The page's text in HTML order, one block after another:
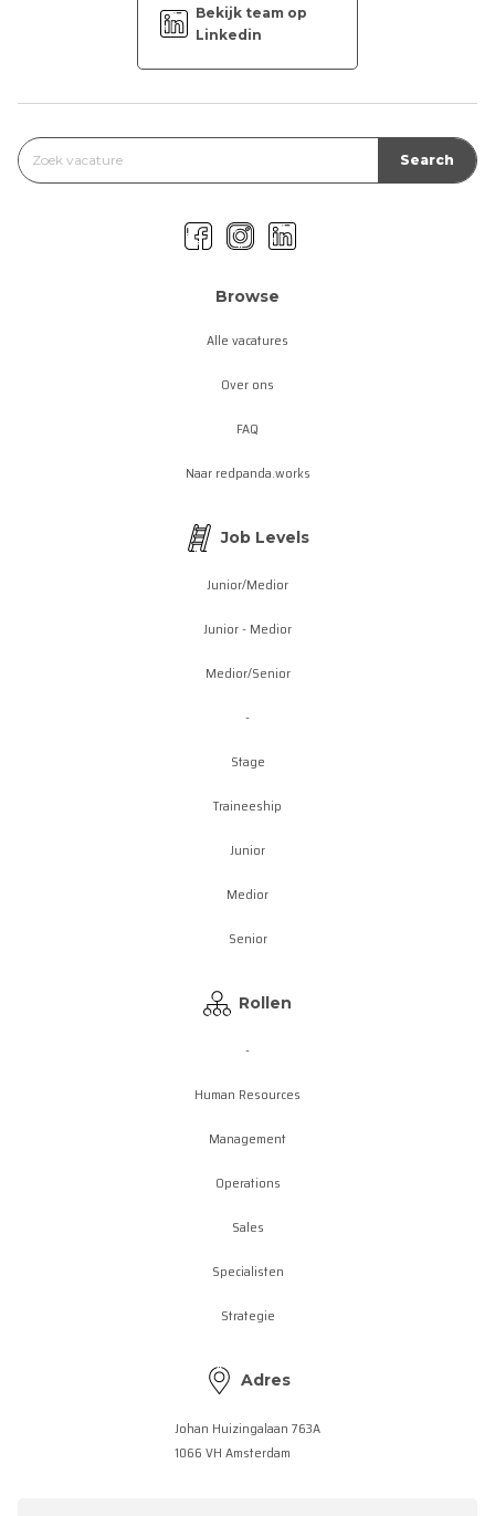
Bekijk team op
Linkedin
Browse
Alle vacatures
Over ons
FAQ
Naar redpanda.works
Job Levels
Junior/Medior
Junior - Medior
Medior/Senior
-
Stage
Traineeship
Junior
Medior
Senior
Rollen
-
Human Resources
Management
Operations
Sales
Specialisten
Strategie
Adres
Johan Huizingalaan 763A
1066 VH Amsterdam